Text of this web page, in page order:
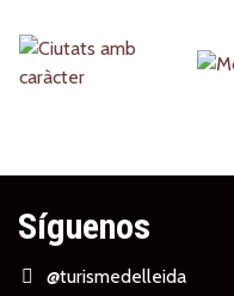
Partners
Síguenos
@turismedelleida